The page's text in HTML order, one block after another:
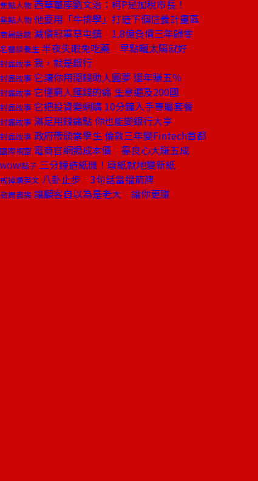
焦點人物 西華董座劉文治：柯P是加稅市長！
焦點人物 他要用「牛排學」打造下個信義計畫區
商周話題 減債冠軍草屯鎮 1.8億負債三年歸零
名醫談養生 半夜失眠免吃藥 早點曬太陽就好
封面故事 我，就是銀行
封面故事 它讓你用閒錢助人圓夢 還年賺五％
封面故事 它懂窮人匯錢的痛 生意遍及200國
封面故事 它把投資變網購 10分鐘入手專屬套餐
封面故事 滿足用錢痛點 你也能變銀行大亨
封面故事 政府帶頭當學生 倫敦三年變Fintech首都
國際視窗 電商官網揭成本價 靠良心大賺五成
WOW!點子 三分鐘造紙機！廢紙就地變新紙
戒掉爛英文 八卦止步 3句話當擋箭牌
商周書摘 讓顧客自以為是老大 讓你更賺